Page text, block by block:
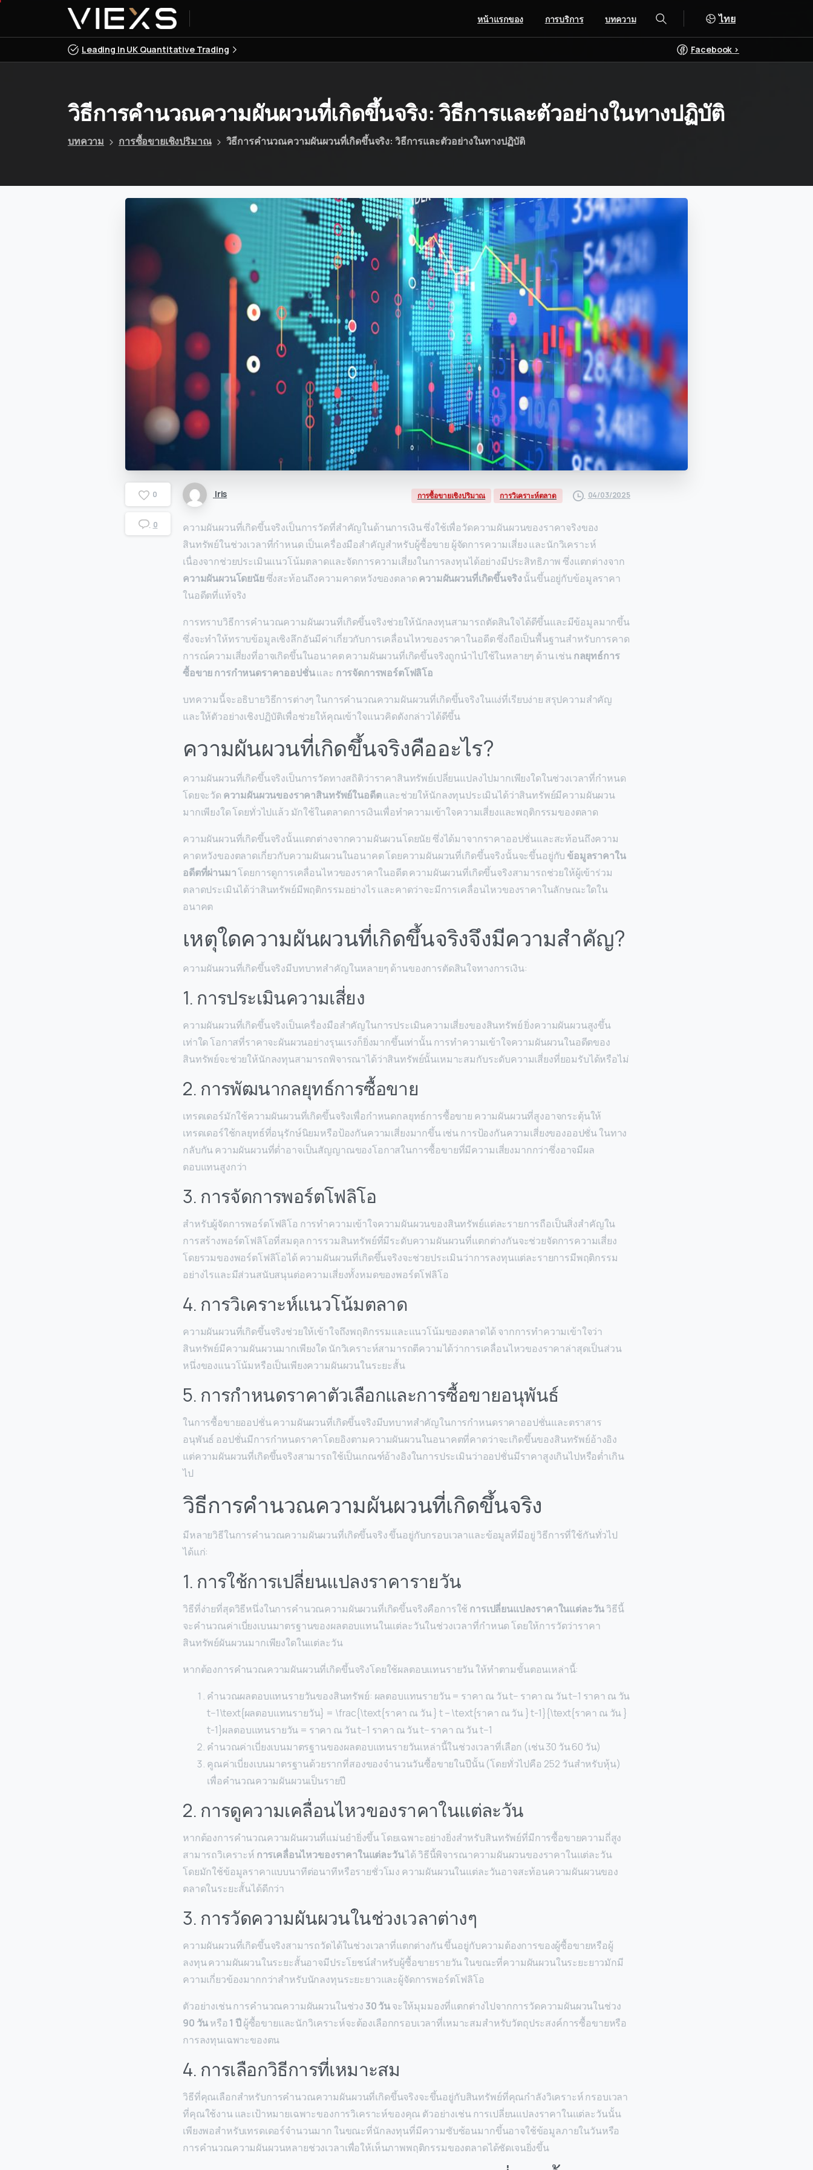
หน้าแรกของ การบริการ บทความ
ค้นหา ไทย
Leading In UK Quantitative Trading Facebook >
วิธีการคำนวณความผันผวนที่เกิดขึ้นจริง:วิธีการและตัวอย่างในทางปฏิบัติ
บทความ การซื้อขายเชิงปริมาณ วิธีการคำนวณความผันผวนที่เกิดขึ้นจริง: วิธีการและตัวอย่างในทางปฏิบัติ
0
0
Iris การซื้อขายเชิงปริมาณ การวิเคราะห์ตลาด 04/03/2025
ความผันผวนที่เกิดขึ้นจริงเป็นการวัดที่สำคัญในด้านการเงิน ซึ่งใช้เพื่อวัดความผันผวนของราคาจริงของ
สินทรัพย์ในช่วงเวลาที่กำหนด เป็นเครื่องมือสำคัญสำหรับผู้ซื้อขาย ผู้จัดการความเสี่ยง และนักวิเคราะห์
เนื่องจากช่วยประเมินแนวโน้มตลาดและจัดการความเสี่ยงในการลงทุนได้อย่างมีประสิทธิภาพ ซึ่งแตกต่างจาก
ความผันผวนโดยนัยซึ่งสะท้อนถึงความคาดหวังของตลาดความผันผวนที่เกิดขึ้นจริงนั้นขึ้นอยู่กับข้อมูลราคา
ในอดีตที่แท้จริง
การทราบวิธีการคำนวณความผันผวนที่เกิดขึ้นจริงช่วยให้นักลงทุนสามารถตัดสินใจได้ดีขึ้นและมีข้อมูลมากขึ้น
ซึ่งจะทำให้ทราบข้อมูลเชิงลึกอันมีค่าเกี่ยวกับการเคลื่อนไหวของราคาในอดีต ซึ่งถือเป็นพื้นฐานสำหรับการคาด
การณ์ความเสี่ยงที่อาจเกิดขึ้นในอนาคต ความผันผวนที่เกิดขึ้นจริงถูกนำไปใช้ในหลายๆ ด้าน เช่นกลยุทธ์การ
ซื้อขายการกำหนดราคาออปชั่นและ การจัดการพอร์ตโฟลิโอ
บทความนี้จะอธิบายวิธีการต่างๆ ในการคำนวณความผันผวนที่เกิดขึ้นจริงในแง่ที่เรียบง่าย สรุปความสำคัญ
และให้ตัวอย่างเชิงปฏิบัติเพื่อช่วยให้คุณเข้าใจแนวคิดดังกล่าวได้ดีขึ้น
ความผันผวนที่เกิดขึ้นจริงคืออะไร?
ความผันผวนที่เกิดขึ้นจริงเป็นการวัดทางสถิติว่าราคาสินทรัพย์เปลี่ยนแปลงไปมากเพียงใดในช่วงเวลาที่กำหนด
โดยจะวัด ความผันผวนของราคาสินทรัพย์ในอดีตและช่วยให้นักลงทุนประเมินได้ว่าสินทรัพย์มีความผันผวน
มากเพียงใด โดยทั่วไปแล้ว มักใช้ในตลาดการเงินเพื่อทำความเข้าใจความเสี่ยงและพฤติกรรมของตลาด
ความผันผวนที่เกิดขึ้นจริงนั้นแตกต่างจากความผันผวนโดยนัย ซึ่งได้มาจากราคาออปชั่นและสะท้อนถึงความ
คาดหวังของตลาดเกี่ยวกับความผันผวนในอนาคต โดยความผันผวนที่เกิดขึ้นจริงนั้นจะขึ้นอยู่กับ ข้อมูลราคาใน
อดีตที่ผ่านมาโดยการดูการเคลื่อนไหวของราคาในอดีต ความผันผวนที่เกิดขึ้นจริงสามารถช่วยให้ผู้เข้าร่วม
ตลาดประเมินได้ว่าสินทรัพย์มีพฤติกรรมอย่างไร และคาดว่าจะมีการเคลื่อนไหวของราคาในลักษณะใดใน
อนาคต
เหตุใดความผันผวนที่เกิดขึ้นจริงจึงมีความสำคัญ?
ความผันผวนที่เกิดขึ้นจริงมีบทบาทสำคัญในหลายๆ ด้านของการตัดสินใจทางการเงิน:
1. การประเมินความเสี่ยง
ความผันผวนที่เกิดขึ้นจริงเป็นเครื่องมือสำคัญในการประเมินความเสี่ยงของสินทรัพย์ ยิ่งความผันผวนสูงขึ้น
เท่าใด โอกาสที่ราคาจะผันผวนอย่างรุนแรงก็ยิ่งมากขึ้นเท่านั้น การทำความเข้าใจความผันผวนในอดีตของ
สินทรัพย์จะช่วยให้นักลงทุนสามารถพิจารณาได้ว่าสินทรัพย์นั้นเหมาะสมกับระดับความเสี่ยงที่ยอมรับได้หรือไม่
2. การพัฒนากลยุทธ์การซื้อขาย
เทรดเดอร์มักใช้ความผันผวนที่เกิดขึ้นจริงเพื่อกำหนดกลยุทธ์การซื้อขาย ความผันผวนที่สูงอาจกระตุ้นให้
เทรดเดอร์ใช้กลยุทธ์ที่อนุรักษ์นิยมหรือป้องกันความเสี่ยงมากขึ้น เช่น การป้องกันความเสี่ยงของออปชั่น ในทาง
กลับกัน ความผันผวนที่ต่ำอาจเป็นสัญญาณของโอกาสในการซื้อขายที่มีความเสี่ยงมากกว่าซึ่งอาจมีผล
ตอบแทนสูงกว่า
3. การจัดการพอร์ตโฟลิโอ
สำหรับผู้จัดการพอร์ตโฟลิโอ การทำความเข้าใจความผันผวนของสินทรัพย์แต่ละรายการถือเป็นสิ่งสำคัญใน
การสร้างพอร์ตโฟลิโอที่สมดุล การรวมสินทรัพย์ที่มีระดับความผันผวนที่แตกต่างกันจะช่วยจัดการความเสี่ยง
โดยรวมของพอร์ตโฟลิโอได้ ความผันผวนที่เกิดขึ้นจริงจะช่วยประเมินว่าการลงทุนแต่ละรายการมีพฤติกรรม
อย่างไรและมีส่วนสนับสนุนต่อความเสี่ยงทั้งหมดของพอร์ตโฟลิโอ
4. การวิเคราะห์แนวโน้มตลาด
ความผันผวนที่เกิดขึ้นจริงช่วยให้เข้าใจถึงพฤติกรรมและแนวโน้มของตลาดได้ จากการทำความเข้าใจว่า
สินทรัพย์มีความผันผวนมากเพียงใด นักวิเคราะห์สามารถตีความได้ว่าการเคลื่อนไหวของราคาล่าสุดเป็นส่วน
หนึ่งของแนวโน้มหรือเป็นเพียงความผันผวนในระยะสั้น
5. การกำหนดราคาตัวเลือกและการซื้อขายอนุพันธ์
ในการซื้อขายออปชั่น ความผันผวนที่เกิดขึ้นจริงมีบทบาทสำคัญในการกำหนดราคาออปชั่นและตราสาร
อนุพันธ์ ออปชั่นมีการกำหนดราคาโดยอิงตามความผันผวนในอนาคตที่คาดว่าจะเกิดขึ้นของสินทรัพย์อ้างอิง
แต่ความผันผวนที่เกิดขึ้นจริงสามารถใช้เป็นเกณฑ์อ้างอิงในการประเมินว่าออปชั่นมีราคาสูงเกินไปหรือต่ำเกิน
ไป
วิธีการคำนวณความผันผวนที่เกิดขึ้นจริง
มีหลายวิธีในการคำนวณความผันผวนที่เกิดขึ้นจริง ขึ้นอยู่กับกรอบเวลาและข้อมูลที่มีอยู่ วิธีการที่ใช้กันทั่วไป
ได้แก่:
1. การใช้การเปลี่ยนแปลงราคารายวัน
วิธีที่ง่ายที่สุดวิธีหนึ่งในการคำนวณความผันผวนที่เกิดขึ้นจริงคือการใช้ การเปลี่ยนแปลงราคาในแต่ละวันวิธีนี้
จะคำนวณค่าเบี่ยงเบนมาตรฐานของผลตอบแทนในแต่ละวันในช่วงเวลาที่กำหนด โดยให้การวัดว่าราคา
สินทรัพย์ผันผวนมากเพียงใดในแต่ละวัน
หากต้องการคำนวณความผันผวนที่เกิดขึ้นจริงโดยใช้ผลตอบแทนรายวัน ให้ทำตามขั้นตอนเหล่านี้:
คำนวณผลตอบแทนรายวันของสินทรัพย์: ผลตอบแทนรายวัน = ราคา ณ วัน t− ราคา ณ วัน t−1 ราคา ณ วัน
t−1\text{ผลตอบแทนรายวัน} = \frac{\text{ราคา ณ วัน } t – \text{ราคา ณ วัน } t-1}{\text{ราคา ณ วัน }
t-1}ผลตอบแทนรายวัน = ราคา ณ วัน t−1 ราคา ณ วัน t− ราคา ณ วัน t−1​
คำนวณค่าเบี่ยงเบนมาตรฐานของผลตอบแทนรายวันเหล่านี้ในช่วงเวลาที่เลือก (เช่น 30 วัน 60 วัน)
คูณค่าเบี่ยงเบนมาตรฐานด้วยรากที่สองของจำนวนวันซื้อขายในปีนั้น (โดยทั่วไปคือ 252 วันสำหรับหุ้น)
เพื่อคำนวณความผันผวนเป็นรายปี
2. การดูความเคลื่อนไหวของราคาในแต่ละวัน
หากต้องการคำนวณความผันผวนที่แม่นยำยิ่งขึ้น โดยเฉพาะอย่างยิ่งสำหรับสินทรัพย์ที่มีการซื้อขายความถี่สูง
สามารถวิเคราะห์ การเคลื่อนไหวของราคาในแต่ละวันได้ วิธีนี้พิจารณาความผันผวนของราคาในแต่ละวัน
โดยมักใช้ข้อมูลราคาแบบนาทีต่อนาทีหรือรายชั่วโมง ความผันผวนในแต่ละวันอาจสะท้อนความผันผวนของ
ตลาดในระยะสั้นได้ดีกว่า
3. การวัดความผันผวนในช่วงเวลาต่างๆ
ความผันผวนที่เกิดขึ้นจริงสามารถวัดได้ในช่วงเวลาที่แตกต่างกัน ขึ้นอยู่กับความต้องการของผู้ซื้อขายหรือผู้
ลงทุน ความผันผวนในระยะสั้นอาจมีประโยชน์สำหรับผู้ซื้อขายรายวัน ในขณะที่ความผันผวนในระยะยาวมักมี
ความเกี่ยวข้องมากกว่าสำหรับนักลงทุนระยะยาวและผู้จัดการพอร์ตโฟลิโอ
ตัวอย่างเช่น การคำนวณความผันผวนในช่วง 30 วันจะให้มุมมองที่แตกต่างไปจากการวัดความผันผวนในช่วง
90 วันหรือ 1 ปีผู้ซื้อขายและนักวิเคราะห์จะต้องเลือกกรอบเวลาที่เหมาะสมสำหรับวัตถุประสงค์การซื้อขายหรือ
การลงทุนเฉพาะของตน
4. การเลือกวิธีการที่เหมาะสม
วิธีที่คุณเลือกสำหรับการคำนวณความผันผวนที่เกิดขึ้นจริงจะขึ้นอยู่กับสินทรัพย์ที่คุณกำลังวิเคราะห์ กรอบเวลา
ที่คุณใช้งาน และเป้าหมายเฉพาะของการวิเคราะห์ของคุณ ตัวอย่างเช่น การเปลี่ยนแปลงราคาในแต่ละวันนั้น
เพียงพอสำหรับเทรดเดอร์จำนวนมาก ในขณะที่นักลงทุนที่มีความซับซ้อนมากขึ้นอาจใช้ข้อมูลภายในวันหรือ
การคำนวณความผันผวนหลายช่วงเวลาเพื่อให้เห็นภาพพฤติกรรมของตลาดได้ชัดเจนยิ่งขึ้น